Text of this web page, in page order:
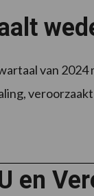
van
en